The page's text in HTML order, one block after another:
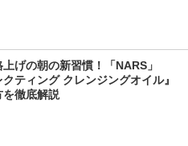
げの朝の新習慣！「NARS」
クティング クレンジングオイル』
を徹底解説